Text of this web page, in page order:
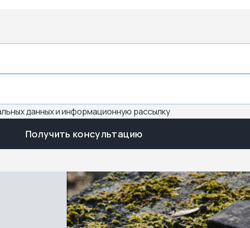
данных и информационную рассылку
Получить консультацию